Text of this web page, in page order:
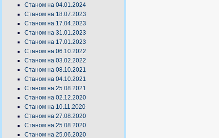
Станом на 04.01.2024
Станом на 18.07.2023
Станом на 17.04.2023
Станом на 31.01.2023
Станом на 17.01.2023
Станом на 06.10.2022
Станом на 03.02.2022
Станом на 08.10.2021
Станом на 04.10.2021
Станом на 25.08.2021
Станом на 02.12.2020
Станом на 10.11.2020
Станом на 27.08.2020
Станом на 25.08.2020
Станом на 25.06.2020